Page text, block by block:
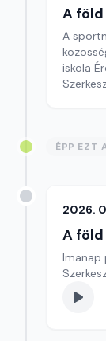
A föld
A
iskola
ÉPP EZT
2026.
A föld
Imanap